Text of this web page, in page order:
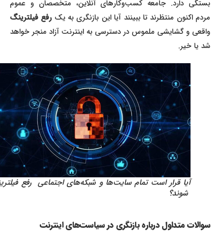
بستگی دارد. جامعه کسب‌وکارهای آنلاین، متخصصان و عموم
مردم اکنون منتظرند تا ببینند آیا این بازنگری به یکرفع فیلترینگ
واقعی و گشایشی ملموس در دسترسی به اینترنت آزاد منجر خواهد
شد یا خیر.
آیا قرار است تمام سایت‌ها و شبکه‌های اجتماعی رفع فیلترینگ
شوند؟
سوالات متداول درباره بازنگری در سیاست‌های اینترنت